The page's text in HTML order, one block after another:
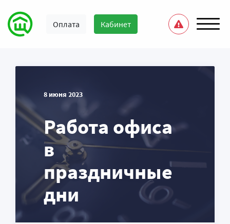
Оплата Кабинет
8 июня 2023
Работа офиса
в
праздничные
дни